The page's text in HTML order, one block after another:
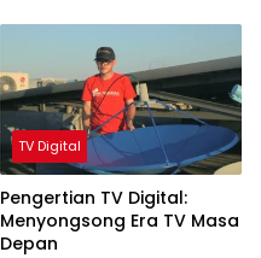
TV Digital
Pengertian TV Digital:
Menyongsong Era TV Masa
Depan